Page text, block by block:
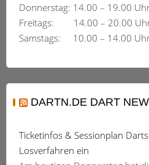
Donnerstag: 14.00 – 19.00
Freitags: 14.00 – 20.00
Samstags: 10.00 – 14.00
DARTN.DE DART
Ticketinfos & Sessionplan
Losverfahren ein